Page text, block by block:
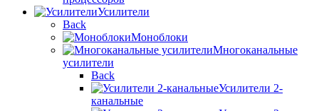
Усилители
Back
Моноблоки
Многоканальные
усилители
Back
Усилители 2-
канальные